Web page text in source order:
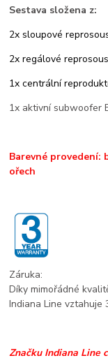
Sestava složena z:
2x sloupové
2x regálové
1x centrální
1x aktivní subwoofer
Barevné provedení:
ořech
Záruka:
Díky mimořádné
Indiana Line vztahuje
Značku Indiana Line